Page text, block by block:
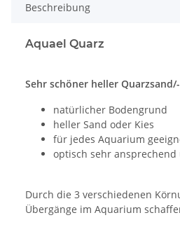
Beschreibung
Aquael Quarz
Sehr schöner heller
natürlicher Bodengrund
heller Sand oder Kies
für jedes Aquarium
optisch sehr
Durch die 3 verschiedenen
Übergänge im Aquarium